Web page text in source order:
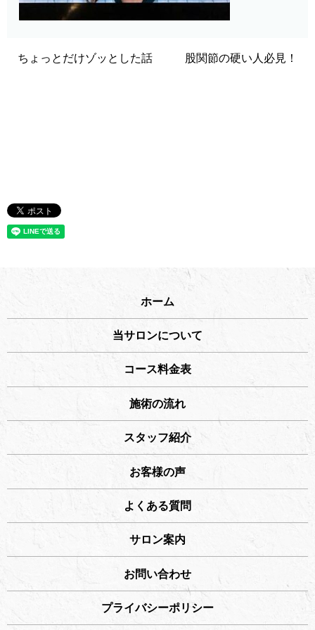
ちょっとだけゾッとした話 股関節の硬い人必見！
ホーム
当サロンについて
コース料金表
施術の流れ
スタッフ紹介
お客様の声
よくある質問
サロン案内
お問い合わせ
プライバシーポリシー